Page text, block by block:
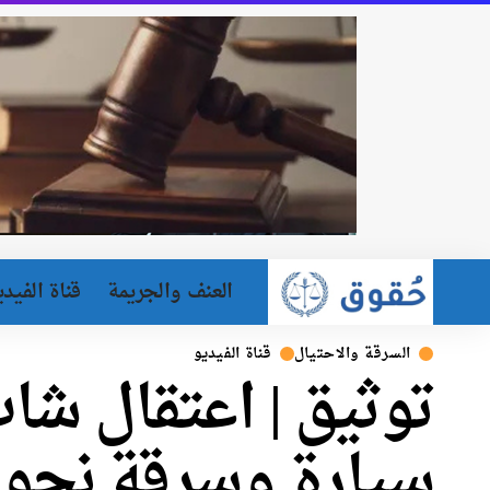
العنف والجريمة قناة
السرقة والاحتيال قناة الفيديو
توثيق | اعتقال